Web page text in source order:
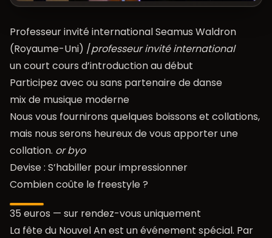
Professeur invité international Seamus Waldron
(Royaume-Uni) /professeur invité international
un court cours d’introduction au début
Participez avec ou sans partenaire de danse
mix de musique moderne
Nous vous fournirons quelques boissons et collations,
mais nous serons heureux de vous apporter une
collation. or byo
Devise : S’habiller pour impressionner
Combien coûte le freestyle ?
35 euros — sur rendez-vous uniquement
La fête du Nouvel An est un événement spécial. Par